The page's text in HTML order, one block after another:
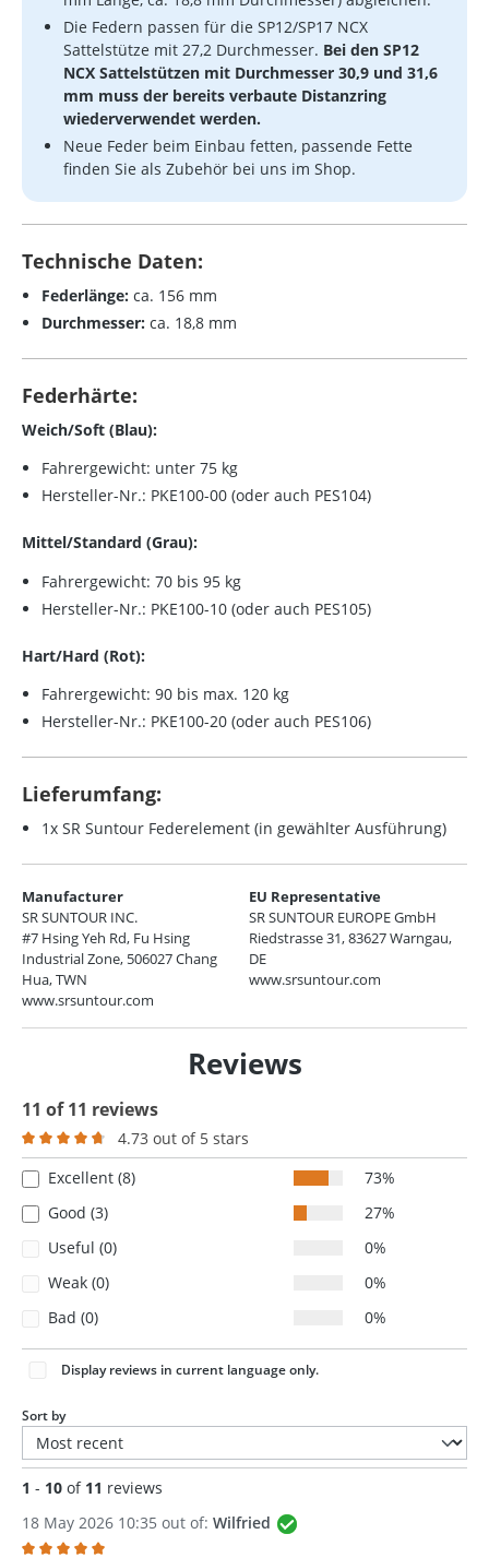
Die Federn passen für die SP12/SP17 NCX
Sattelstütze mit 27,2 Durchmesser. Bei den SP12
NCX Sattelstützen mit Durchmesser 30,9 und 31,6
mm muss der bereits verbaute Distanzring
wiederverwendet werden.
Neue Feder beim Einbau fetten, passende Fette
finden Sie als Zubehör bei uns im Shop.
Technische Daten:
Federlänge: ca. 156 mm
Durchmesser: ca. 18,8 mm
Federhärte:
Weich/Soft (Blau):
Fahrergewicht: unter 75 kg
Hersteller-Nr.: PKE100-00 (oder auch PES104)
Mittel/Standard (Grau):
Fahrergewicht: 70 bis 95 kg
Hersteller-Nr.: PKE100-10 (oder auch PES105)
Hart/Hard (Rot):
Fahrergewicht: 90 bis max. 120 kg
Hersteller-Nr.: PKE100-20 (oder auch PES106)
Lieferumfang:
1x SR Suntour Federelement (in gewählter Ausführung)
Manufacturer
SR SUNTOUR INC.
#7 Hsing Yeh Rd, Fu Hsing
Industrial Zone, 506027 Chang
Hua, TWN
www.srsuntour.com
EU Representative
SR SUNTOUR EUROPE GmbH
Riedstrasse 31, 83627 Warngau,
DE
www.srsuntour.com
Reviews
11 of 11 reviews
Average rating of 4.7 out of 5 stars
4.73 out of 5 stars
Excellent (8)
73%
Good (3)
27%
Useful (0)
0%
Weak (0)
0%
Bad (0)
0%
Display reviews in current language only.
Sort by
1 - 10 of 11 reviews
18 May 2026 10:35 out of: Wilfried